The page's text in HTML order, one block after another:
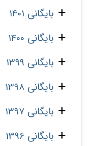
بایگانی 1401
بایگانی 1400
بایگانی 1399
بایگانی 1398
بایگانی 1397
بایگانی 1396